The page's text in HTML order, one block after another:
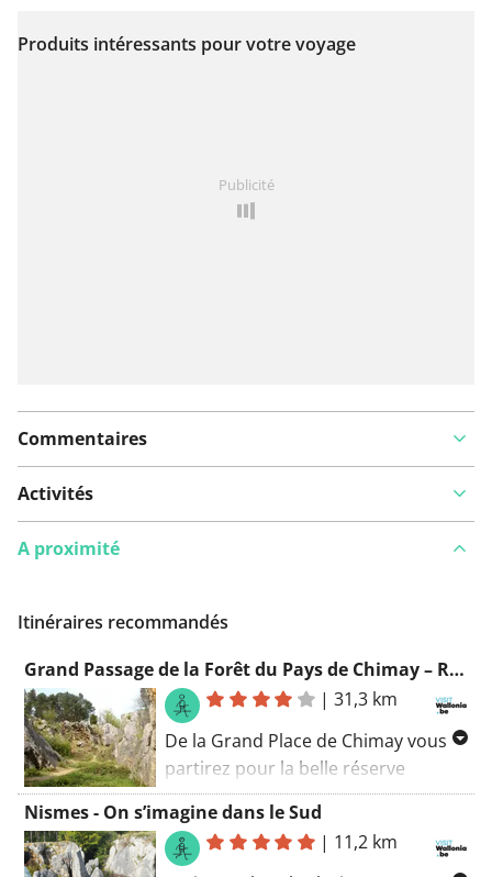
Voir sur la carte
Produits intéressants pour votre voyage
Publicité
Commentaires
Activités
A proximité
Itinéraires recommandés
Grand Passage de la Forêt du Pays de Chimay – Route Chimay - Nismes
|31,3 km
De la Grand Place de Chimay vous
partirez pour la belle réserve
naturelle du lac de Virelles et pour
Lompret, qui figure sur la liste des
Plus Beaux Villages de Wallonie. À
Nismes - On s’imagine dans le Sud
| 11,2 km